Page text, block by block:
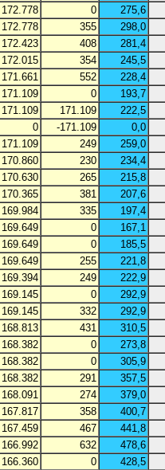
172.778 0
275,6
172.778 355
298,0
172.423 408
281,4
172.015 354
245,5
171.661 552
228,4
171.109 0
193,7
171.109 171.109
222,5
0 -171.109
0,0
171.109 249
259,0
170.860 230
234,4
170.630 265
215,8
170.365 381
207,6
169.984 335
197,4
169.649 0
167,1
169.649 0
185,5
169.649 255
221,8
169.394 249
222,9
169.145 0
292,9
169.145 332
292,9
168.813 431
310,5
168.382 0
273,8
168.382 0
305,9
168.382 291
357,5
168.091 274
379,0
167.817 358
400,7
167.459 467
441,8
166.992 632
478,6
166.360 0
428,5